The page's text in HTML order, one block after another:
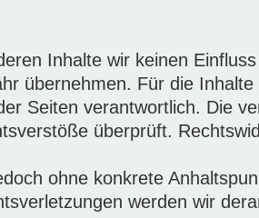
Inhalte wir keinen
übernehmen. Für die Inhalte
Seiten verantwortlich. Die
überprüft.
ohne konkrete
werden wir